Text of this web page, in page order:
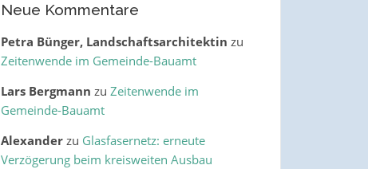
Neue Kommentare
Petra Bünger, Landschaftsarchitektin zu
Zeitenwende im Gemeinde-Bauamt
Lars Bergmann zu Zeitenwende im
Gemeinde-Bauamt
Alexanderzu Glasfasernetz: erneute
Verzögerung beim kreisweiten Ausbau